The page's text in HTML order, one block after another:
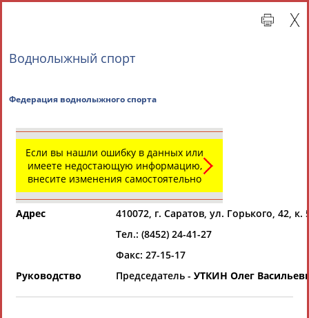
Главная » Региональные спортивные организации
СВОДНЫЕ ИНДЕКСЫ
ТАБЛО АКТИВНОСТИ
Воднолыжный спорт
Федерация воднолыжного спорта
Если вы нашли ошибку в данных или
имеете недостающую информацию,
внесите изменения самостоятельно
Адрес
410072, г. Саратов, ул. Горького, 42, к.
Тел.: (8452) 24-41-27
Факс: 27-15-17
Руководство
Председатель - УТКИН Олег